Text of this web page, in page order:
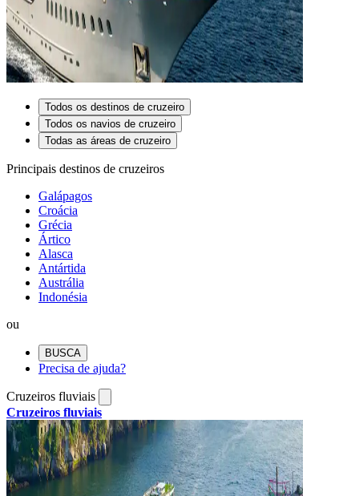
Todos os destinos de cruzeiro
Todos os navios de cruzeiro
Todas as áreas de cruzeiro
Principais destinos de cruzeiros
Galápagos
Croácia
Grécia
Ártico
Alasca
Antártida
Austrália
Indonésia
ou
BUSCA
Precisa de ajuda?
Cruzeiros fluviais
Cruzeiros fluviais